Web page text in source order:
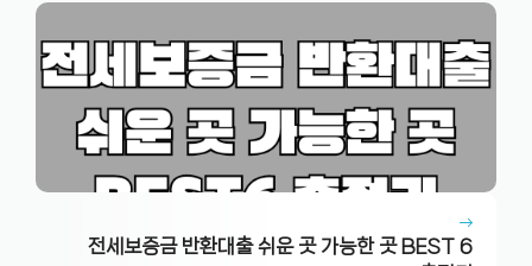
전세보증금 반환대출 쉬운 곳 가능한 곳 BEST 6